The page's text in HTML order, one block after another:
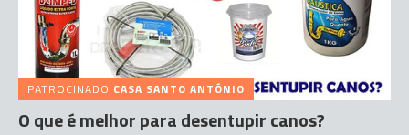
PATROCINADO CASA SANTO ANTÓNIO
O que é melhor para desentupir canos?